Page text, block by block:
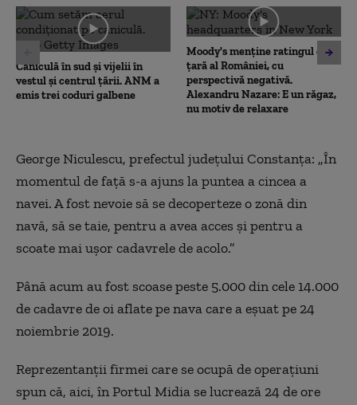
0
seconds
Caniculă în sud și vijelii în
vestul și centrul țării. ANM a
emis trei coduri galbene
Moody's menține ratingul de
țară al României, cu
perspectivă negativă.
Alexandru Nazare: E un răgaz,
nu motiv de relaxare
George Niculescu, prefectul judeţului Constanţa: „În
momentul de faţă s-a ajuns la puntea a cincea a
navei. A fost nevoie să se decoperteze o zonă din
navă, să se taie, pentru a avea acces şi pentru a
scoate mai uşor cadavrele de acolo.”
Până acum au fost scoasepeste 5.000din cele 14.000
de cadavre de oi aflate pe nava care a eșuatpe 24
noiembrie 2019.
Reprezentanţii firmei care se ocupă de operaţiuni
spun că, aici, în Portul Midia se lucrează 24 de ore